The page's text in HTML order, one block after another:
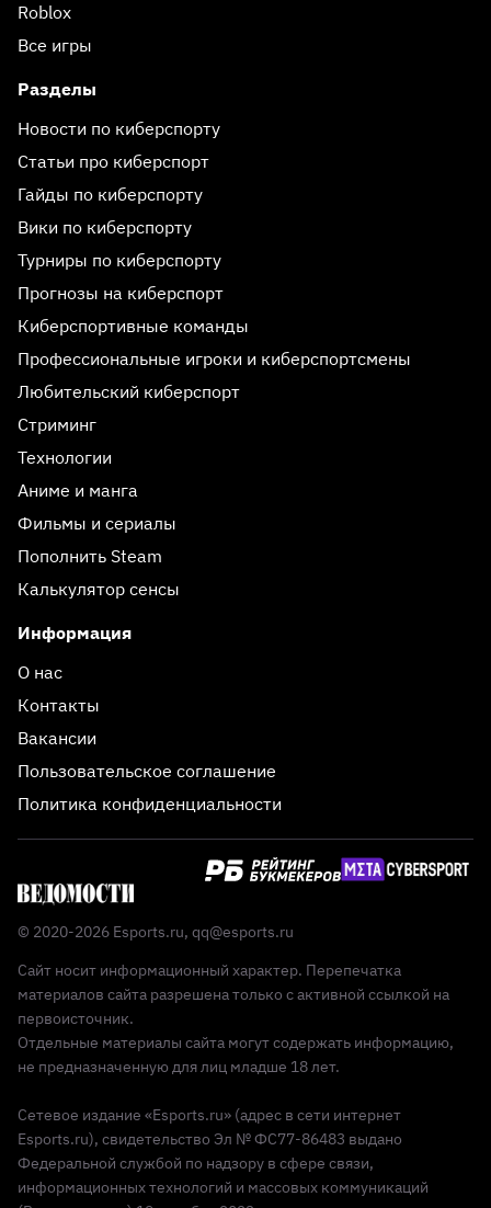
Roblox
Все игры
Разделы
Новости по киберспорту
Статьи про киберспорт
Гайды по киберспорту
Вики по киберспорту
Турниры по киберспорту
Прогнозы на киберспорт
Киберспортивные команды
Профессиональные игроки и киберспортсмены
Любительский киберспорт
Стриминг
Технологии
Аниме и манга
Фильмы и сериалы
Пополнить Steam
Калькулятор сенсы
Информация
О нас
Контакты
Вакансии
Пользовательское соглашение
Политика конфиденциальности
© 2020-2026 Esports.ru, qq@esports.ru
Сайт носит информационный характер. Перепечатка
материалов сайта разрешена только с активной ссылкой на
первоисточник.
Отдельные материалы сайта могут содержать информацию,
не предназначенную для лиц младше 18 лет.
Сетевое издание «Esports.ru» (адрес в сети интернет
Esports.ru), свидетельство Эл № ФС77-86483 выдано
Федеральной службой по надзору в сфере связи,
информационных технологий и массовых коммуникаций